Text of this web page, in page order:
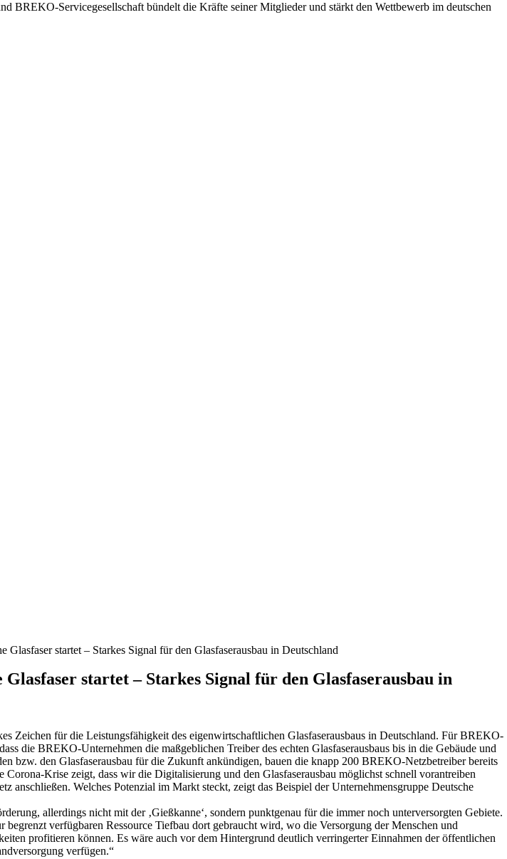
BREKO-Servicegesellschaft bündelt die Kräfte seiner Mitglieder und stärkt den Wettbewerb im deutschen
startet – Starkes Signal für den Glasfaserausbau in Deutschland
startet – Starkes Signal für den Glasfaserausbau in
Zeichen für die Leistungsfähigkeit des eigenwirtschaftlichen Glasfaserausbaus in Deutschland. Für BREKO-
die BREKO-Unternehmen die maßgeblichen Treiber des echten Glasfaserausbaus bis in die Gebäude und
bzw. den Glasfaserausbau für die Zukunft ankündigen, bauen die knapp 200 BREKO-Netzbetreiber bereits
Krise zeigt, dass wir die Digitalisierung und den Glasfaserausbau möglichst schnell vorantreiben
anschließen. Welches Potenzial im Markt steckt, zeigt das Beispiel der Unternehmensgruppe Deutsche
allerdings nicht mit der ‚Gießkanne‘, sondern punktgenau für die immer noch unterversorgten Gebiete.
verfügbaren Ressource Tiefbau dort gebraucht wird, wo die Versorgung der Menschen und
profitieren können. Es wäre auch vor dem Hintergrund deutlich verringerter Einnahmen der öffentlichen
verfügen.“